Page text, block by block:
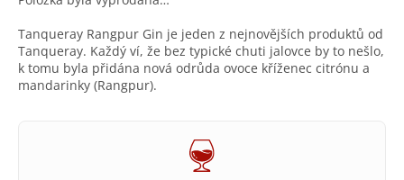
Tanqueray Rangpur Gin je jeden z nejnovějších produktů od
Tanqueray. Každý ví, že bez typické chuti jalovce by to nešlo,
k tomu byla přidána nová odrůda ovoce kříženec citrónu a
mandarinky (Rangpur).